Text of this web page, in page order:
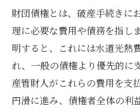
財団債権とは、破産手続きに
理に必要な費用や債務を指し
明すると、これには水道光熱
れ、一般の債権より優先的に
産管財人がこれらの費用を支
円滑に進み、債権者全体の利